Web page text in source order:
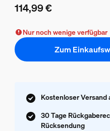
114,99 €
Nur noch wenige verfügbar
Zum
Kostenloser Versand
30 Tage
Rücksendung